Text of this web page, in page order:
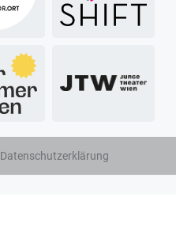
Datenschutzerklärung